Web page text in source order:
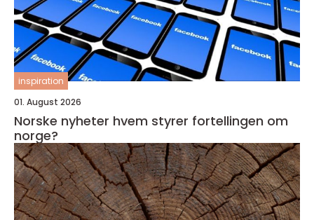
inspiration
01. August 2026
Norske nyheter hvem styrer fortellingen om
norge?